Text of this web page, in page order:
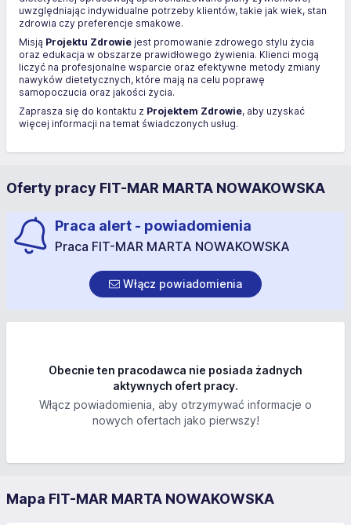
uwzględniając indywidualne potrzeby klientów, takie jak wiek, stan
zdrowia czy preferencje smakowe.
Misją Projektu Zdrowie jest promowanie zdrowego stylu życia
oraz edukacja w obszarze prawidłowego żywienia. Klienci mogą
liczyć na profesjonalne wsparcie oraz efektywne metody zmiany
nawyków dietetycznych, które mają na celu poprawę
samopoczucia oraz jakości życia.
Zaprasza się do kontaktu z Projektem Zdrowie, aby uzyskać
więcej informacji na temat świadczonych usług.
Oferty pracy FIT-MAR MARTA NOWAKOWSKA
Praca alert - powiadomienia
Praca FIT-MAR MARTA NOWAKOWSKA
Włącz powiadomienia
Obecnie ten pracodawca nie posiada żadnych
aktywnych ofert pracy.
Włącz powiadomienia, aby otrzymywać informacje o
nowych ofertach jako pierwszy!
Mapa FIT-MAR MARTA NOWAKOWSKA